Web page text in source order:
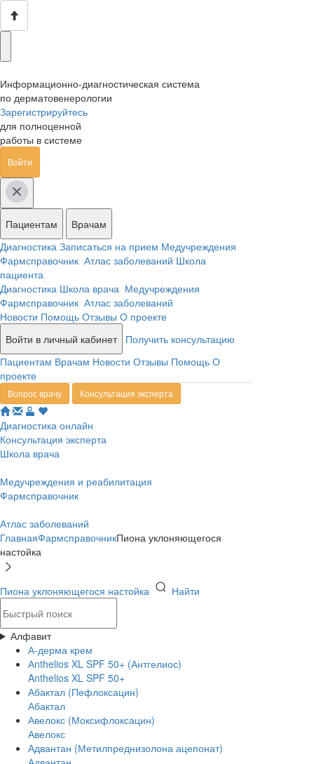
Информационно-диагностическая система
по дерматовенерологии
Зарегистрируйтесь
для полноценной
работы в системе
Войти
Пациентам
Врачам
Диагностика Записаться на прием Медучреждения
Фармсправочник Атлас заболеваний Школа
пациента
Диагностика Школа врача Медучреждения
Фармсправочник Атлас заболеваний
Новости Помощь Отзывы О проекте
Войти в личный кабинет
Получить консультацию
Пациентам Врачам Новости Отзывы Помощь О
проекте
Вопрос врачу Консультация эксперта
Диагностика онлайн
Консультация эксперта
Школа врача
Медучреждения и реабилитация
Фармсправочник
Атлас заболеваний
ГлавнаяФармсправочникПиона уклоняющегося
настойка
Пиона уклоняющегося настойка Найти
Алфавит
А-дерма крем
Аnthelios XL SPF 50+ (Антгелиос)
Anthelios XL SPF 50+
Абактал (Пефлоксацин)
Абактал
Авелокс (Моксифлоксацин)
Авелокс
Адвантан (Метилпреднизолона ацепонат)